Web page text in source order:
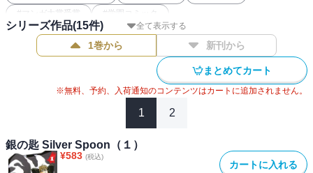
# マンガ大賞受賞 # 学園コミック
全て表示する
シリーズ作品(15件)
1巻から 新刊から
まとめてカート
※無料、予約、入荷通知のコンテンツはカートに追加されません。
1 2
銀の匙 Silver Spoon（１）
¥583 (税込)
カートに入れる